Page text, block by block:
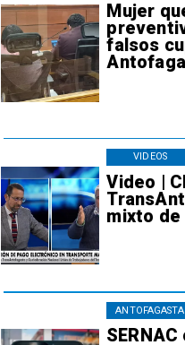
Mujer
falsos
Video |
mixto de
VIDEOS
ANTOFAGASTA